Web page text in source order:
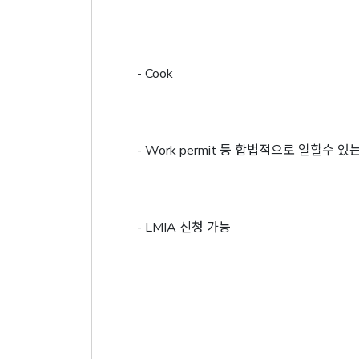
- Cook
- Work permit 등 합법적으로 일할수 있
- LMIA 신청 가능